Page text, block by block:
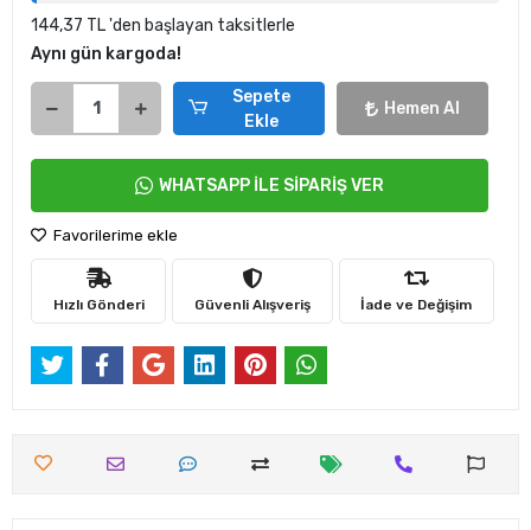
144,37 TL 'den başlayan taksitlerle
Aynı gün kargoda!
Sepete
Ekle
Hemen Al
WHATSAPP İLE SİPARİŞ VER
Favorilerime ekle
Hızlı Gönderi Güvenli Alışveriş İade ve Değişim